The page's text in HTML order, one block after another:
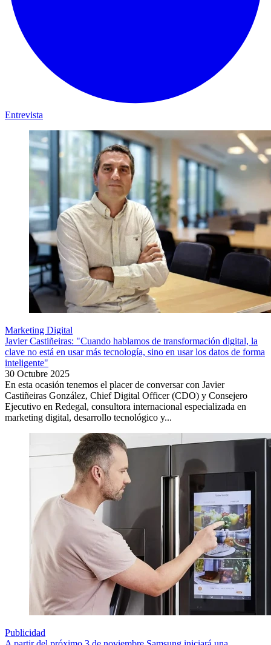
Entrevista
Marketing Digital
Javier Castiñeiras: "Cuando hablamos de transformación digital, la
clave no está en usar más tecnología, sino en usar los datos de forma
inteligente"
30 Octubre 2025
En esta ocasión tenemos el placer de conversar con Javier
Castiñeiras González, Chief Digital Officer (CDO) y Consejero
Ejecutivo en Redegal, consultora internacional especializada en
marketing digital, desarrollo tecnológico y...
Publicidad